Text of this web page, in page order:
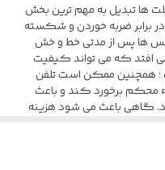
ها تبدیل به مهم ترین بخش
برابر ضربه خوردن و شکسته
ها پس از مدتی خط و خش
افتد که می تواند کیفیت
؛ همچنین ممکن است تلفن
محکم برخورد کند و باعث
باعث می شود هزینه
و در برابر آسیب ها